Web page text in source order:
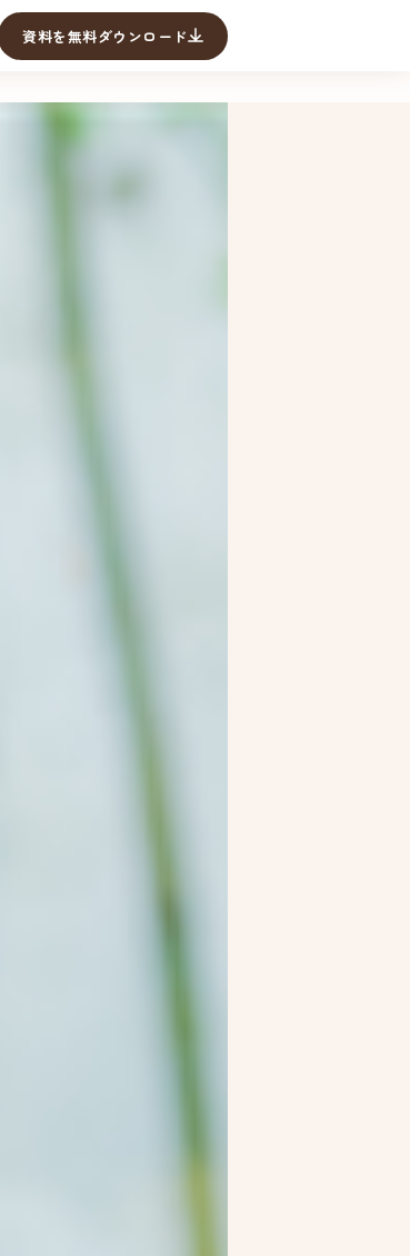
資料を無料ダウンロード